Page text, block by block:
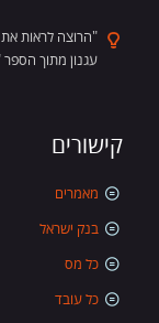
"הרוצה לראות
עגנון מתוך
קישורים
מאמרים
בנק ישראל
כל מס
כל עובד